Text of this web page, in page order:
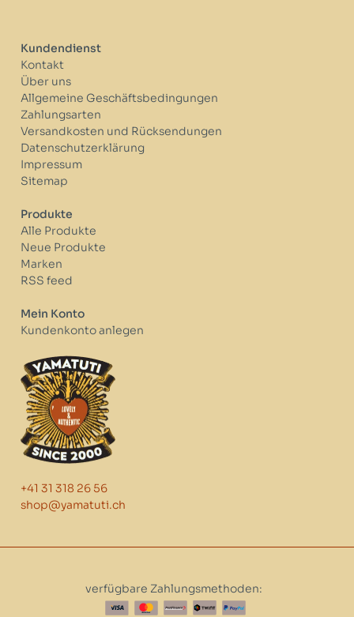
Kundendienst
Kontakt
Über uns
Allgemeine Geschäftsbedingungen
Zahlungsarten
Versandkosten und Rücksendungen
Datenschutzerklärung
Impressum
Sitemap
Produkte
Alle Produkte
Neue Produkte
Marken
RSS feed
Mein Konto
Kundenkonto anlegen
+41 31 318 26 56
shop@yamatuti.ch
verfügbare Zahlungsmethoden: